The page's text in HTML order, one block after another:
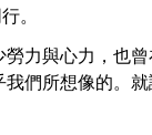
。
力與心力，也
們所想像的。